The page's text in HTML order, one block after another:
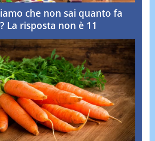
che non sai quanto fa
La risposta non è 11